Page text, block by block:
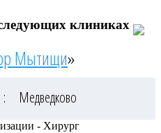
клиниках
Мытищи»
Медведково
- Хирург